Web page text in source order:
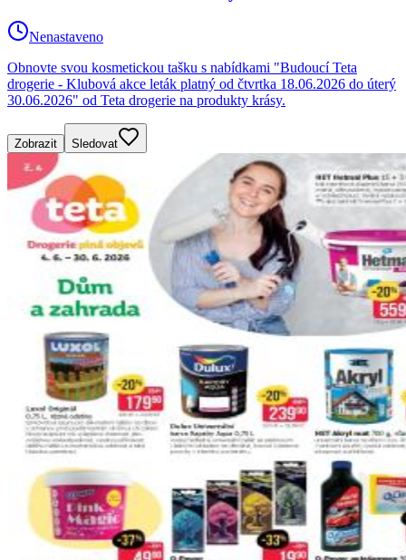
Nenastaveno
Obnovte svou kosmetickou tašku s nabídkami "Budoucí Teta
drogerie - Klubová akce leták platný od čtvrtka 18.06.2026 do úterý
30.06.2026" od Teta drogerie na produkty krásy.
Zobrazit Sledovat